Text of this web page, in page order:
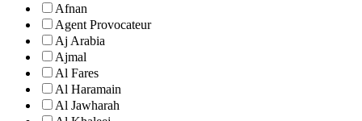
Afnan
Agent Provocateur
Aj Arabia
Ajmal
Al Fares
Al Haramain
Al Jawharah